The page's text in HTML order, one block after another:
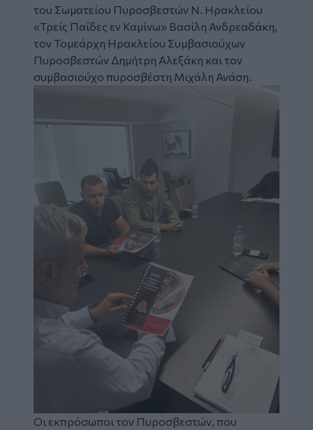
του Σωματείου Πυροσβεστών Ν. Ηρακλείου
«Τρείς Παίδες εν Καμίνω» Βασίλη Ανδρεαδάκη,
τον Τομεάρχη Ηρακλείου Συμβασιούχων
Πυροσβεστών Δημήτρη Αλεξάκη και τον
συμβασιούχο πυροσβέστη Μιχάλη Ανάση.
Οι εκπρόσωποι τον Πυροσβεστών, που